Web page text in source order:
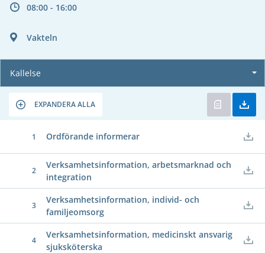
08:00 - 16:00
Vakteln
Kallelse
EXPANDERA ALLA
1 Ordförande informerar
2
Verksamhetsinformation, arbetsmarknad och
integration
3
Verksamhetsinformation, individ- och
familjeomsorg
4
Verksamhetsinformation, medicinskt ansvarig
sjuksköterska